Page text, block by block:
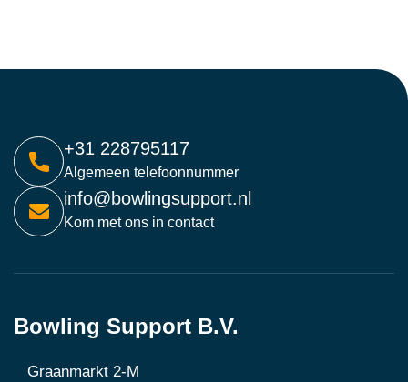
+31 228795117
Algemeen telefoonnummer
info@bowlingsupport.nl
Kom met ons in contact
Bowling Support B.V.
Graanmarkt 2-M